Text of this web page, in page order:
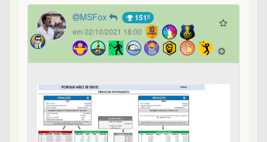
MSFox 151º
em 02/10/2021 18:00